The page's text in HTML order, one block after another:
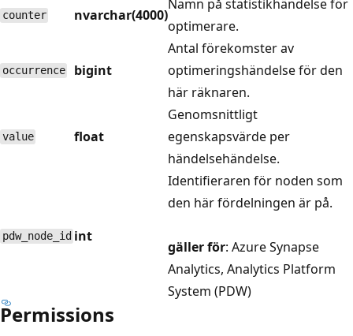
counter nvarchar(4000)
Namn på statistikhändelse för
optimerare.
occurrence bigint
Antal förekomster av
optimeringshändelse för den
här räknaren.
value float
Genomsnittligt
egenskapsvärde per
händelsehändelse.
pdw_node_id int
Identifieraren för noden som
den här fördelningen är på.
gäller för: Azure Synapse
Analytics, Analytics Platform
System (PDW)
Permissions